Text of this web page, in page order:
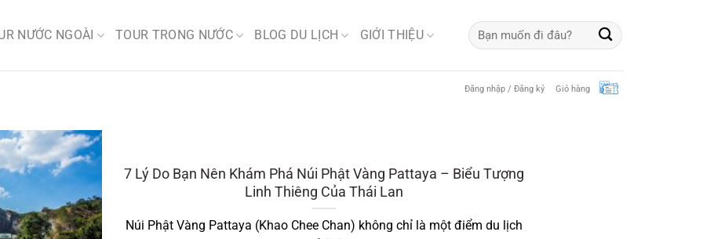
NƯỚC NGOÀI TOUR TRONG NƯỚC BLOG DU LỊCH GIỚI THIỆU
Tìm
kiếm:
Đăng nhập / Đăng ký Giỏ hàng
7 Lý Do Bạn Nên Khám Phá Núi Phật Vàng Pattaya – Biểu Tượng
Linh Thiêng Của Thái Lan
Núi Phật Vàng Pattaya (Khao Chee Chan) không chỉ là một điểm du lịch